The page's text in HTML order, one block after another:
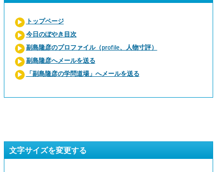
トップページ
今日のぼやき目次
副島隆彦のプロファイル（profile、人物寸評）
副島隆彦へメールを送る
「副島隆彦の学問道場」へメールを送る
文字サイズを変更する